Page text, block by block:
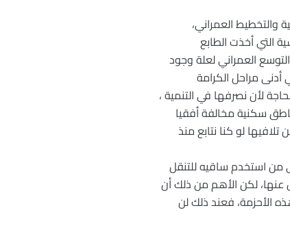
والتخطيط العمراني،
التي أخذت الطابع
العمراني لعلة وجود
أدنى مراحل الكرامة
لأن نصرفها في التنمية ،
سكنية مخالفة أفقيا
لو كنا نتابع منذ
من استخدم ساقيه للتنقل
لكن الأهم من ذلك أن
الأحزمة، فعند ذلك لن